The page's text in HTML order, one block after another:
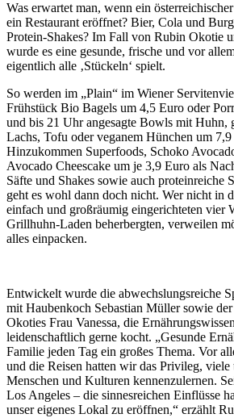
Was erwartet man, wenn ein
ein Restaurant eröffnet? Bier, Cola und
Protein-Shakes? Im Fall von Rubin Okotie
wurde es eine gesunde, frische und vor
eigentlich alle ‚Stückeln‘ spielt.
So werden im „Plain“ im Wiener
Frühstück Bio Bagels um 4,5 Euro oder
und bis 21 Uhr angesagte Bowls mit Huhn,
Lachs, Tofu oder veganem Hünchen um
Hinzukommen Superfoods, Schoko
Avocado Cheescake um je 3,9 Euro als
Säfte und Shakes sowie auch proteinreiche
geht es wohl dann doch nicht. Wer nicht in
einfach und großräumig eingerichteten vier
Grillhuhn-Laden beherbergten, verweilen
alles einpacken.
Entwickelt wurde die abwechslungsreiche
mit Haubenkoch Sebastian Müller sowie
Okoties Frau Vanessa, die
leidenschaftlich gerne kocht. „Gesunde
Familie jeden Tag ein großes Thema. Vor
und die Reisen hatten wir das Privileg, viele
Menschen und Kulturen kennenzulernen.
Los Angeles – die sinnesreichen Einflüsse
unser eigenes Lokal zu eröffnen,“ erzählt